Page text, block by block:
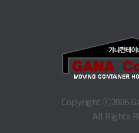
Copyright ⓒ2006
All Rights